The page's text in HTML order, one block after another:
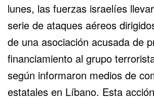
lunes, las fuerzas israelíes
serie de ataques aéreos
de una asociación acusada de
financiamiento al grupo
según informaron medios de
estatales en Líbano. Esta